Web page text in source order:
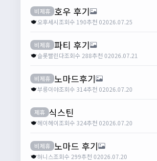
비제휴 호우 후기
오후세시조회수 190추천 02026.07.25
비제휴 파티 후기
슬롯빨린다조회수 288추천 02026.07.21
비제휴 노마드후기
부릉이야조회수 314추천 02026.07.20
제휴 식스틴
헤이헤이조회수 324추천 02026.07.20
비제휴 노마드 후기
혀니스조회수 299추천 02026.07.20